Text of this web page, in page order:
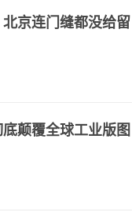
京连门缝都没给留
颠覆全球工业版图